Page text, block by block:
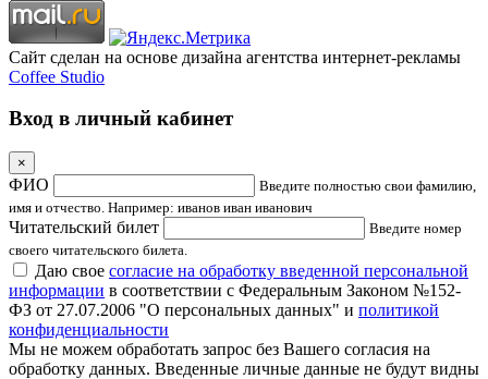
Сайт сделан на основе дизайна агентства интернет-рекламы
Coffee Studio
Вход в личный кабинет
×
ФИО
Введите полностью свои фамилию,
имя и отчество. Например: иванов иван иванович
Читательский билет
Введите номер
своего читательского билета.
Даю свое согласие на обработку введенной персональной
информации в соответствии с Федеральным Законом №152-
ФЗ от 27.07.2006 "О персональных данных" и политикой
конфиденциальности
Мы не можем обработать запрос без Вашего согласия на
обработку данных. Введенные личные данные не будут видны